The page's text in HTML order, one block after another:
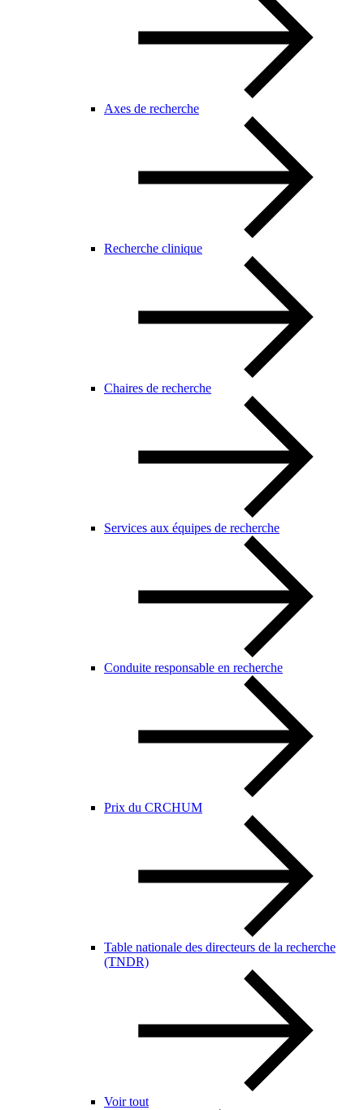
Axes de recherche
Recherche clinique
Chaires de recherche
Services aux équipes de recherche
Conduite responsable en recherche
Prix du CRCHUM
Table nationale des directeurs de la recherche
(TNDR)
Voir tout